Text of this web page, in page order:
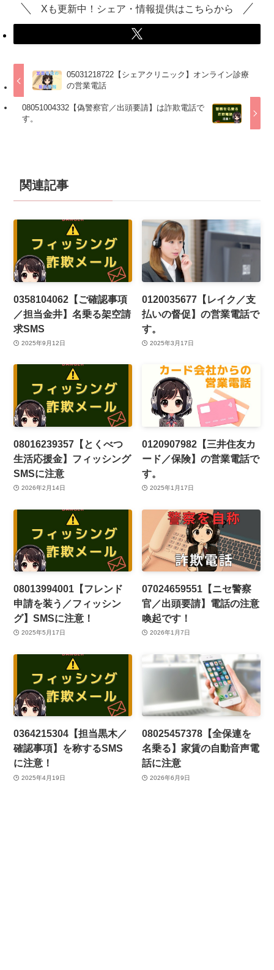
Xも更新中！シェア・情報提供はこちらから
05031218722【シェアクリニック】オンライン診療
の営業電話
08051004332【偽警察官／出頭要請】は詐欺電話で
す。
関連記事
0358104062【ご確認事項
／担当金井】名乗る架空請
求SMS
2025年9月12日
0120035677【レイク／支
払いの督促】の営業電話で
す。
2025年3月17日
08016239357【とくべつ
生活応援金】フィッシング
SMSに注意
2026年2月14日
0120907982【三井住友カ
ード／保険】の営業電話で
す。
2025年1月17日
08013994001【フレンド
申請を装う／フィッシン
グ】SMSに注意！
2025年5月17日
07024659551【ニセ警察
官／出頭要請】電話の注意
喚起です！
2026年1月7日
0364215304【担当黒木／
確認事項】を称するSMS
に注意！
2025年4月19日
08025457378【全保連を
名乗る】家賃の自動音声電
話に注意
2026年6月9日